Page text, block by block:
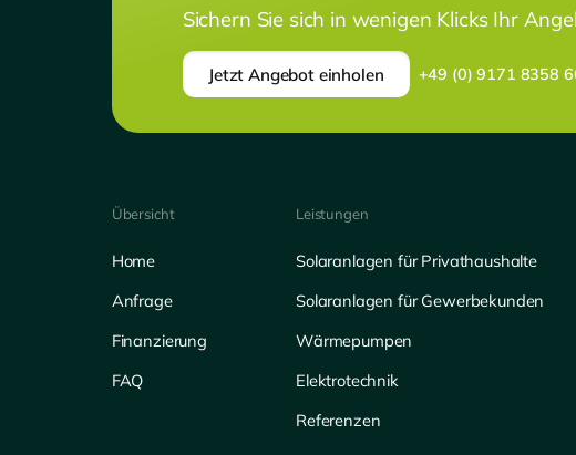
Sichern Sie sich in wenigen Klicks Ihr
Jetzt Angebot einholen +49 (0) 9171 8358
Übersicht
Home
Anfrage
Finanzierung
FAQ
Leistungen
Solaranlagen für Privathaushalte
Solaranlagen für Gewerbekunden
Wärmepumpen
Elektrotechnik
Referenzen